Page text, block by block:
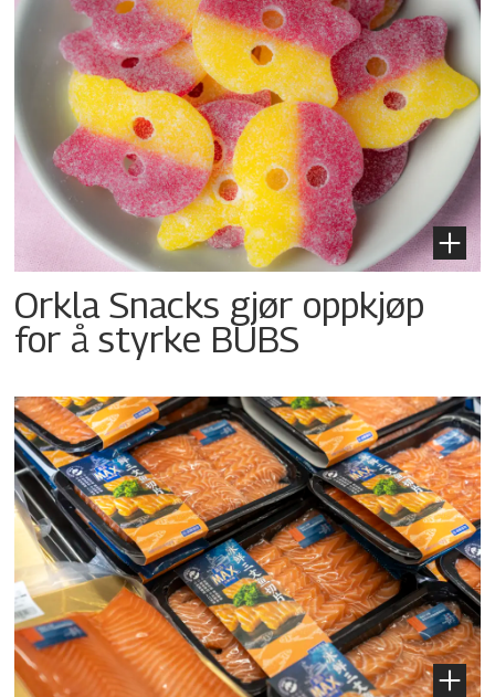
Orkla Snacks gjør oppkjøp
for å styrke BUBS